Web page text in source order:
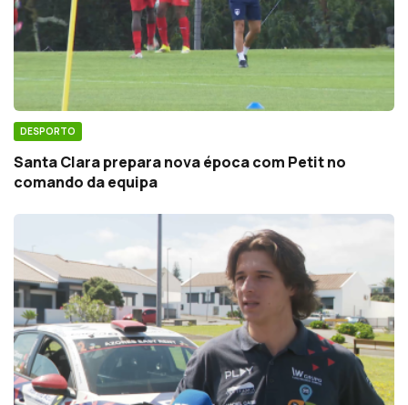
DESPORTO
Santa Clara prepara nova época com Petit no
comando da equipa